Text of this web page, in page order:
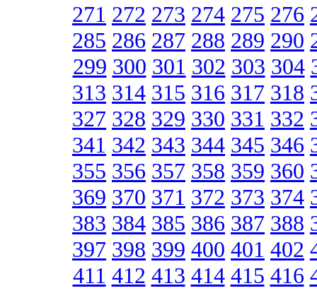
271 272 273 274 275 276
285 286 287 288 289 290
299 300 301 302 303 304
313 314 315 316 317 318
327 328 329 330 331 332
341 342 343 344 345 346
355 356 357 358 359 360
369 370 371 372 373 374
383 384 385 386 387 388
397 398 399 400 401 402
411 412 413 414 415 416